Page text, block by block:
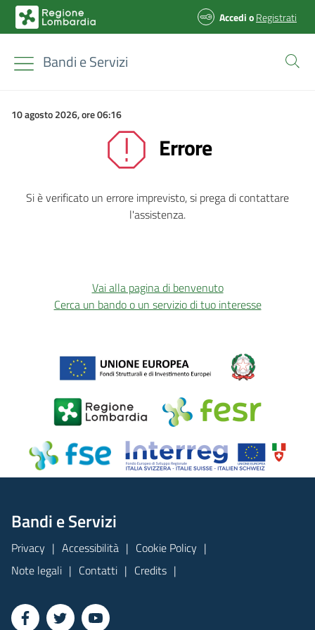
AccedioRegistrati
Bandi e Servizi
10 agosto 2026, ore 06:16
Errore
Si è verificato un errore imprevisto, si prega di contattare
l'assistenza.
Vai alla pagina di benvenuto
Cerca un bando o un servizio di tuo interesse
Bandi e Servizi
Privacy Accessibilità
Cookie Policy
Note legali
Contatti Credits